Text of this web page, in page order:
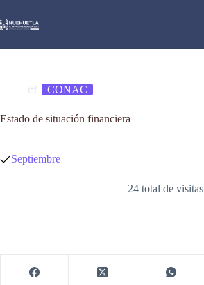
al
contenido
CONAC
Estado de situación financiera
Septiembre
24 total de visitas